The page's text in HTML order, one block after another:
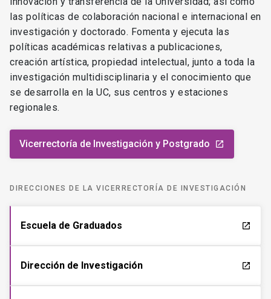
las políticas de colaboración nacional e internacional en
investigación y doctorado. Fomenta y ejecuta las
políticas académicas relativas a publicaciones,
creación artística, propiedad intelectual, junto a toda la
investigación multidisciplinaria y el conocimiento que
se desarrolla en la UC, sus centros y estaciones
regionales.
Vicerrectoría de Investigación y Postgrado launch
DIRECCIONES DE LA VICERRECTORÍA DE INVESTIGACIÓN
Escuela de Graduados launch
Dirección de Investigación launch